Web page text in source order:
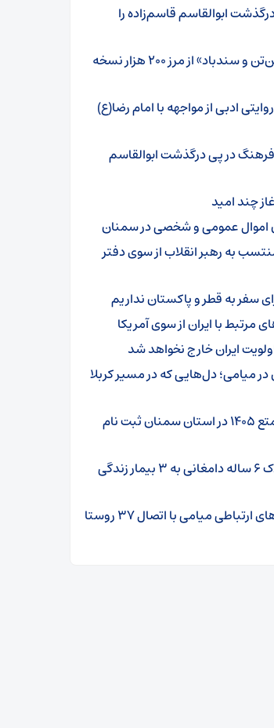
ابوالقاسم قاسم‌زاده را
چاپ چهل‌ونهم «تن‌تن و سندباد» از مرز ۲۰۰ هزار نسخه
ادبی از مواجهه با امام رضا(ع)
در پی درگذشت ابوالقاسم
چند امید
اموال عمومی و شخصی در سمنان
به رهبر انقلاب از سوی دفتر
سفر به قطر و پاکستان نداریم
مرتبط با ایران از سوی آمریکا
ایران خارج نخواهد شد
در میامی؛ دل‌هایی که در مسیر کربلا
۸۰۱ نفر برای حج تمتع ۱۴۰۵ در استان سمنان ثبت نام
اهدای اعضای کودک ۶ ساله دامغانی به ۳ بیمار زندگی
توسعه زیرساخت‌های ارتباطی میامی با اتصال ۳۷ روستا